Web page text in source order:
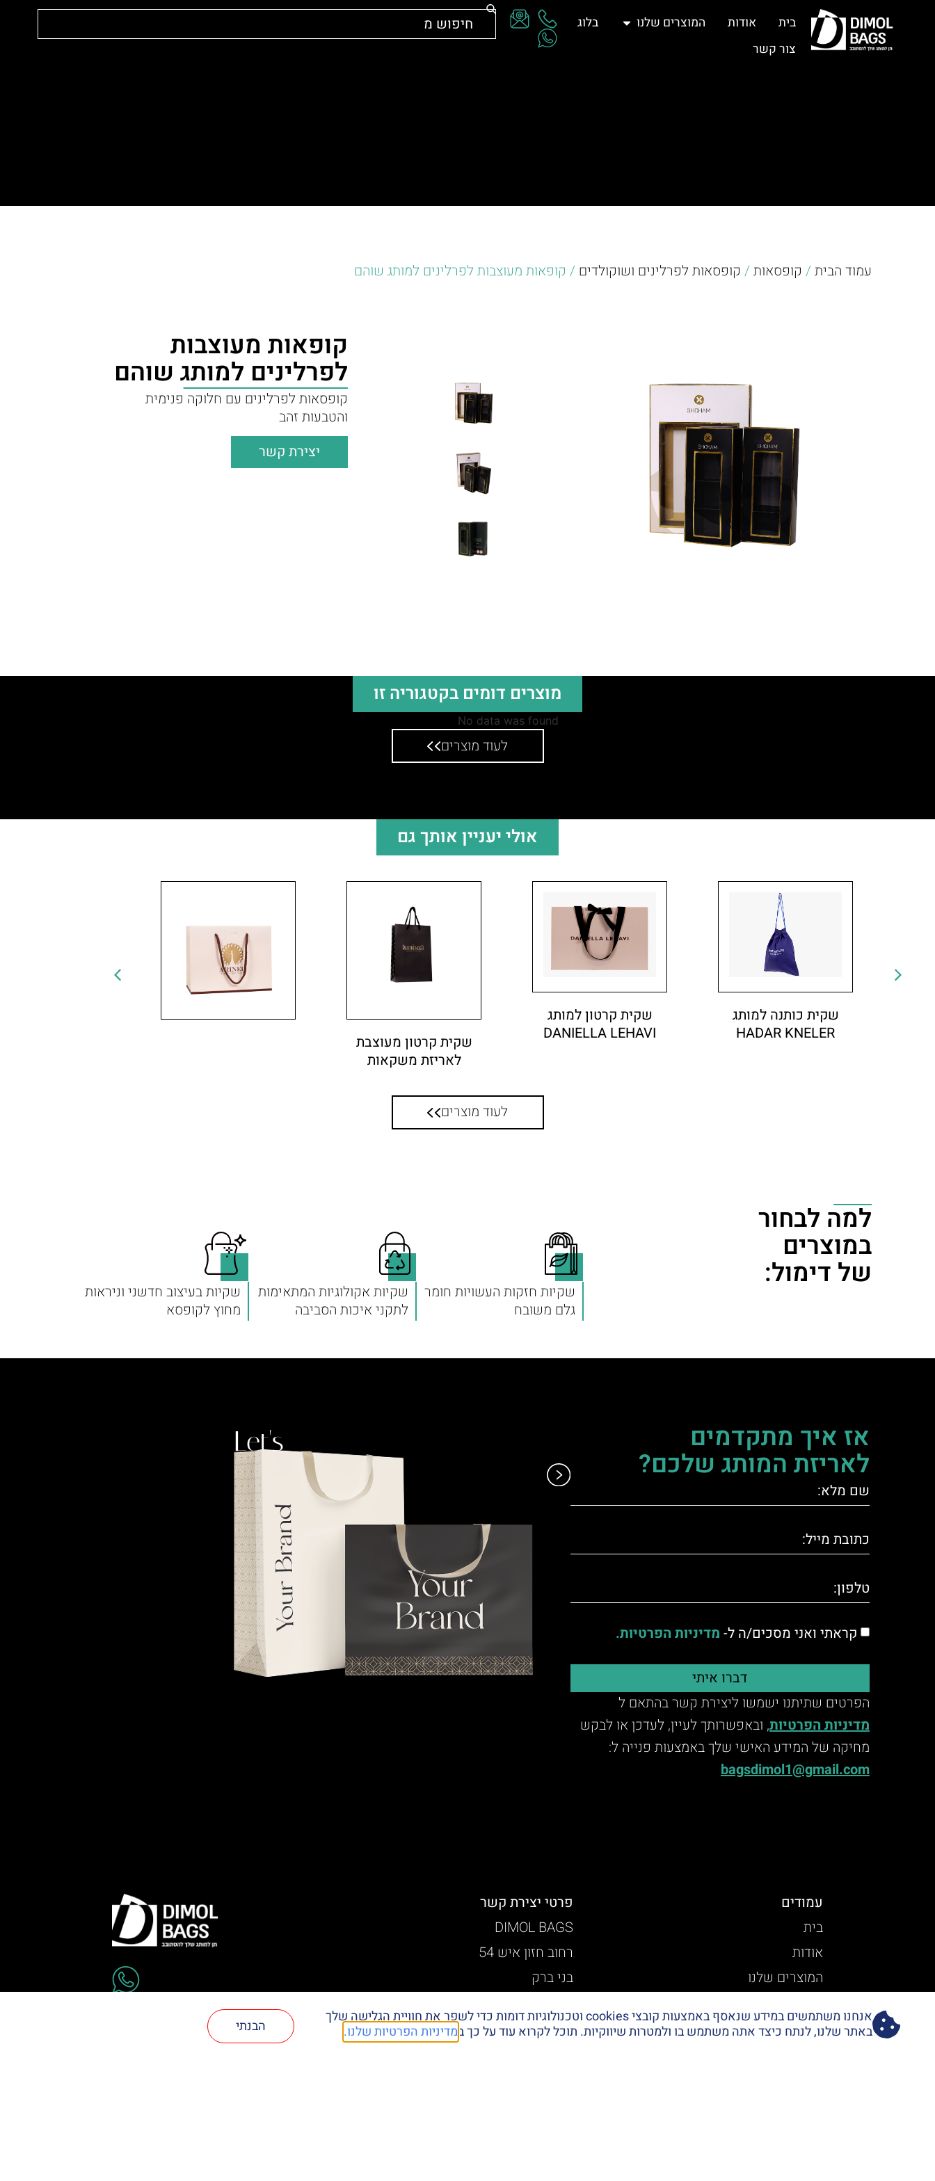
בית אודות המוצרים שלנו
בלוג
צור קשר
עמוד הבית / קופסאות / קופסאות לפרלינים ושוקולדים / קופאות מעוצבות לפרלינים למותג שוהם
קופאות מעוצבות
לפרלינים למותג שוהם
קופסאות לפרלינים עם חלוקה פנימית
והטבעות זהב
יצירת קשר
מוצרים דומים בקטגוריה זו
No data was found
לעוד מוצרים
אולי יעניין אותך גם
שקית כותנה למותג
HADAR KNELER
שקית קרטון למותג
DANIELLA LEHAVI
שקית קרטון מעוצבת
לאריזת משקאות
לעוד מוצרים
למה לבחור
במוצרים
של דימול:
שקיות חזקות העשויות חומר
גלם משובח
שקיות אקולוגיות המתאימות
לתקני איכות הסביבה
שקיות בעיצוב חדשני וניראות
מחוץ לקופסא
אז איך מתקדמים
לאריזת המותג שלכם?
קראתי ואני מסכים/ה ל- מדיניות הפרטיות.
דברו איתי
הפרטים שתיתנו ישמשו ליצירת קשר בהתאם ל
מדיניות הפרטיות, ובאפשרותך לעיין, לעדכן או לבקש
מחיקה של המידע האישי שלך באמצעות פנייה ל:
bagsdimol1@gmail.com
Let's
talk.
עמודים
בית
אודות
המוצרים שלנו
מדיניות פרטיות
פרטי יצירת קשר
DIMOL BAGS
רחוב חזון איש 54
בני ברק
03-570-3726
דימול ברשתות חברתיות
אנחנו משתמשים במידע שנאסף באמצעות קובצי cookies וטכנולוגיות דומות כדי לשפר את חוויית הגלישה שלך
באתר שלנו, לנתח כיצד אתה משתמש בו ולמטרות שיווקיות. תוכל לקרוא עוד על כך במדיניות הפרטיות שלנו. הבנתי